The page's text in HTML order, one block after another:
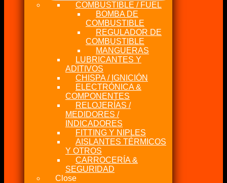
COMBUSTIBLE / FUEL
BOMBA DE
COMBUSTIBLE
REGULADOR DE
COMBUSTIBLE
MANGUERAS
LUBRICANTES Y
ADITIVOS
CHISPA / IGNICIÓN
ELECTRÓNICA &
COMPONENTES
RELOJERÍAS /
MEDIDORES /
INDICADORES
FITTING Y NIPLES
AISLANTES TÉRMICOS
Y OTROS
CARROCERÍA &
SEGURIDAD
Close